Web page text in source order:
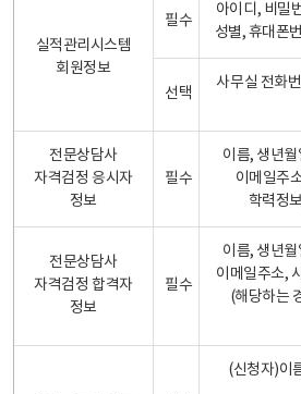
실적관리시스템
회원정보
필수
아이디, 비밀
성별, 휴대폰
선택
사무실 전화
전문상담사
자격검정 응시자
정보
필수
이름, 생년
이메일주
학력정
전문상담사
자격검정 합격자
정보
필수
이름, 생년
이메일주소,
(해당하는
(신청자)이